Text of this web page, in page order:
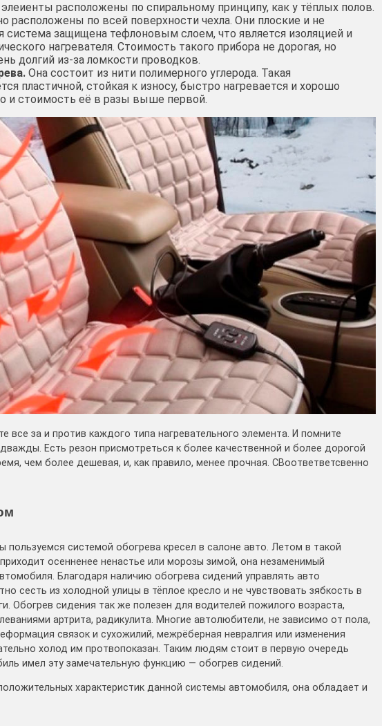
расположены по спиральному принципу, как у тёплых полов.
расположены по всей поверхности чехла. Они плоские и не
система защищена тефлоновым слоем, что является изоляцией и
нагревателя. Стоимость такого прибора не дорогая, но
долгий из-за ломкости проводков.
Она состоит из нити полимерного углерода. Такая
пластичной, стойкая к износу, быстро нагревается и хорошо
и стоимость её в разы выше первой.
все за и против каждого типа нагревательного элемента. И помните
Есть резон присмотреться к более качественной и более дорогой
чем более дешевая, и, как правило, менее прочная. СВоответветсвенно
пользуемся системой обогрева кресел в салоне авто. Летом в такой
осенненее ненастье или морозы зимой, она незаменимый
Благодаря наличию обогрева сидений управлять авто
сесть из холодной улицы в тёплое кресло и не чувствовать зябкость в
Обогрев сидения так же полезен для водителей пожилого возраста,
артрита, радикулита. Многие автолюбители, не зависимо от пола,
связок и сухожилий, межрёберная невралгия или изменения
холод им протвопоказан. Таким людям стоит в первую очередь
имел эту замечательную функцию — обогрев сидений.
характеристик данной системы автомобиля, она обладает и